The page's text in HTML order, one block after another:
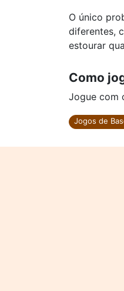
O único
diferentes,
estourar
Como
Jogue com
Jogos de